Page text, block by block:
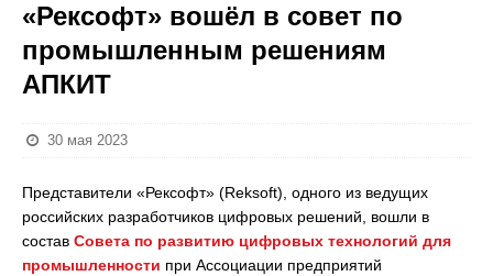
«Рексофт» вошёл в совет по
промышленным решениям
АПКИТ
30 мая 2023
Представители «Рексофт» (Reksoft), одного из ведущих
российских разработчиков цифровых решений, вошли в
состав Совета по развитию цифровых технологий для
промышленности при Ассоциации предприятий